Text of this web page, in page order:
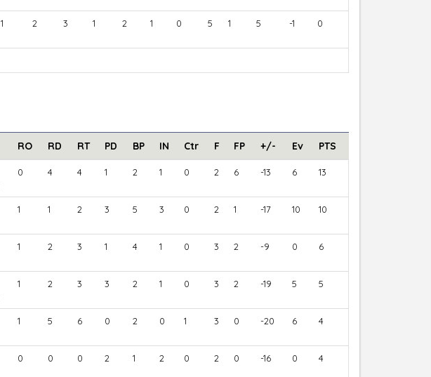
1 2 3 1 2 1 0 5 1 5 -1 0
RO RD RT PD BP IN Ctr F FP +/- Ev PTS
0 4 4 1 2 1 0 2 6 -13 6 13
1 1 2 3 5 3 0 2 1 -17 10 10
1 2 3 1 4 1 0 3 2 -9 0 6
1 2 3 3 2 1 0 3 2 -19 5 5
1 5 6 0 2 0 1 3 0 -20 6 4
0 0 0 2 1 2 0 2 0 -16 0 4